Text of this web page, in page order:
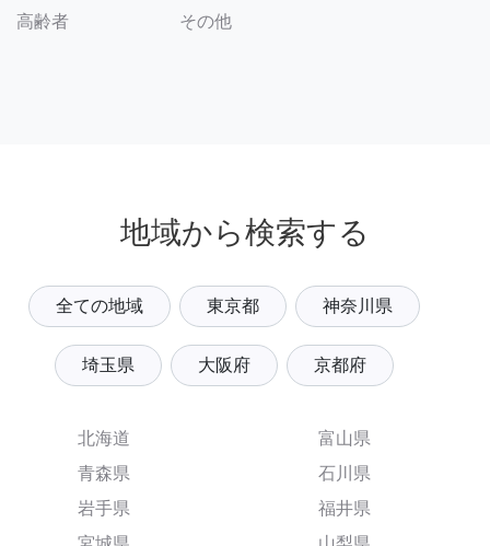
高齢者 その他
地域から検索する
全ての地域 東京都 神奈川県
埼玉県 大阪府 京都府
北海道
青森県
岩手県
富山県
石川県
福井県